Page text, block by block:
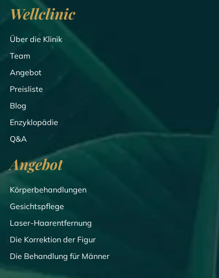
Wellclinic
Über die Klinik
Team
Angebot
Preisliste
Blog
Enzyklopädie
Q&A
Angebot
Körperbehandlungen
Gesichtspflege
Laser-Haarentfernung
Die Korrektion der Figur
Die Behandlung für Männer